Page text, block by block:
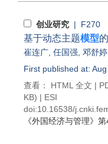
创业研究 | F270
基于动态主题模型
崔连广 任国强 邓舒婷
First published at:
查看： HTML 全文 |
KB) | ESI
doi:10.16538/
《外国经济与管理》 第